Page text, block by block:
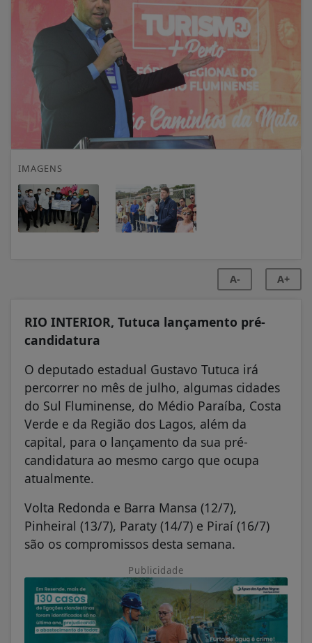
IMAGENS
A- A+
RIO INTERIOR, Tutuca lançamento pré-
candidatura
O deputado estadual Gustavo Tutuca irá
percorrer no mês de julho, algumas cidades
do Sul Fluminense, do Médio Paraíba, Costa
Verde e da Região dos Lagos, além da
capital, para o lançamento da sua pré-
candidatura ao mesmo cargo que ocupa
atualmente.
Volta Redonda e Barra Mansa (12/7),
Pinheiral (13/7), Paraty (14/7) e Piraí (16/7)
são os compromissos desta semana.
Publicidade